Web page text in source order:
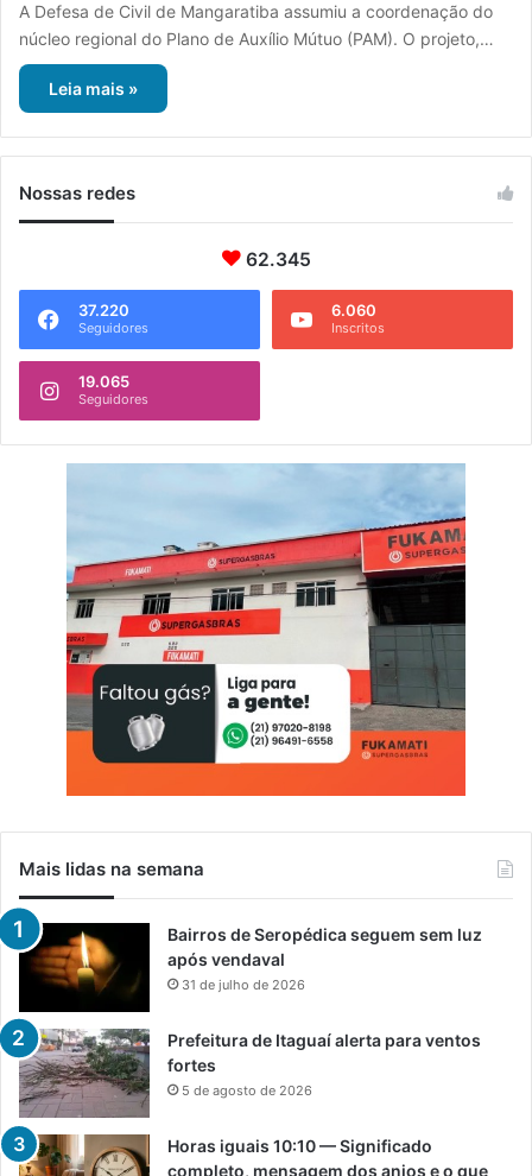
A Defesa de Civil de Mangaratiba assumiu a coordenação do
núcleo regional do Plano de Auxílio Mútuo (PAM). O projeto,…
Leia mais »
Nossas redes
62.345
37.220
Seguidores
6.060
Inscritos
19.065
Seguidores
Mais lidas na semana
Bairros de Seropédica seguem sem luz
após vendaval
31 de julho de 2026
Prefeitura de Itaguaí alerta para ventos
fortes
5 de agosto de 2026
Horas iguais 10:10 — Significado
completo, mensagem dos anjos e o que